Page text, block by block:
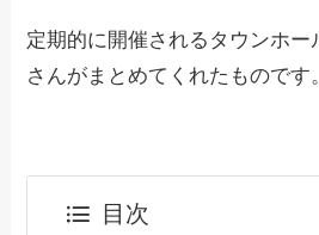
定期的に開催されるタウンホー
さんがまとめてくれたものです。
目次